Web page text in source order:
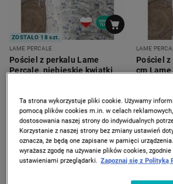
ZOSTAŁO 18 szt.
LAME PERCALE
Pościel z perkalu Lame
Percale, niebieskie kwiatki
Dostępny w 2 wariantach
Najniższa cena z 30 dni
LAME
Pościel
cm
Dostępny w 2
35% -35%
Ta strona wykorzystuje pliki cookie. Używamy
pomocą plików cookies m.in. w celach
dostosowania naszej strony do indywidualnych
Korzystanie z naszej strony bez zmiany ustawień
oznacza, że będą one zapisane w pamięci
wyrażasz zgodę na używanie plików cookies,
ustawieniami przeglądarki. Zapoznaj się z Polityką